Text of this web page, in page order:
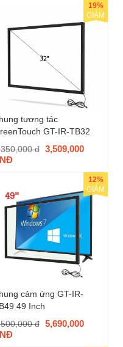
tương tác
GT-IR-TB32
đ 3,509,000
19%
GIẢM
cảm ứng GT-IR-
TB49 49 Inch
đ 5,690,000
12%
GIẢM